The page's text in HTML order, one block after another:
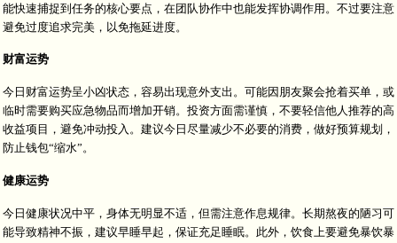
能快速捕捉到任务的核心要点，在团队协作中也能发挥协调作用。不过要注意
避免过度追求完美，以免拖延进度。
财富运势
今日财富运势呈小凶状态，容易出现意外支出。可能因朋友聚会抢着买单，或
临时需要购买应急物品而增加开销。投资方面需谨慎，不要轻信他人推荐的高
收益项目，避免冲动投入。建议今日尽量减少不必要的消费，做好预算规划，
防止钱包“缩水”。
健康运势
今日健康状况中平，身体无明显不适，但需注意作息规律。长期熬夜的陋习可
能导致精神不振，建议早睡早起，保证充足睡眠。此外，饮食上要避免暴饮暴